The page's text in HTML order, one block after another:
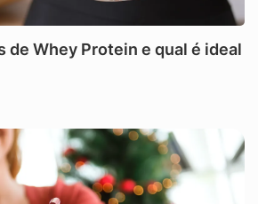
de Whey Protein e qual é ideal